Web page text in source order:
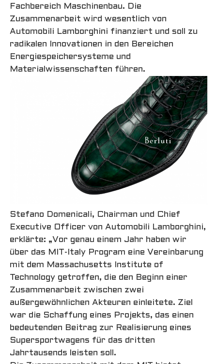
Fachbereich Maschinenbau. Die
Zusammenarbeit wird wesentlich von
Automobili Lamborghini finanziert und soll zu
radikalen Innovationen in den Bereichen
Energiespeichersysteme und
Materialwissenschaften führen.
Stefano Domenicali, Chairman und Chief
Executive Officer von Automobili Lamborghini,
erklärte: „Vor genau einem Jahr haben wir
über das MIT-Italy Program eine Vereinbarung
mit dem Massachusetts Institute of
Technology getroffen, die den Beginn einer
Zusammenarbeit zwischen zwei
außergewöhnlichen Akteuren einleitete. Ziel
war die Schaffung eines Projekts, das einen
bedeutenden Beitrag zur Realisierung eines
Supersportwagens für das dritten
Jahrtausends leisten soll.